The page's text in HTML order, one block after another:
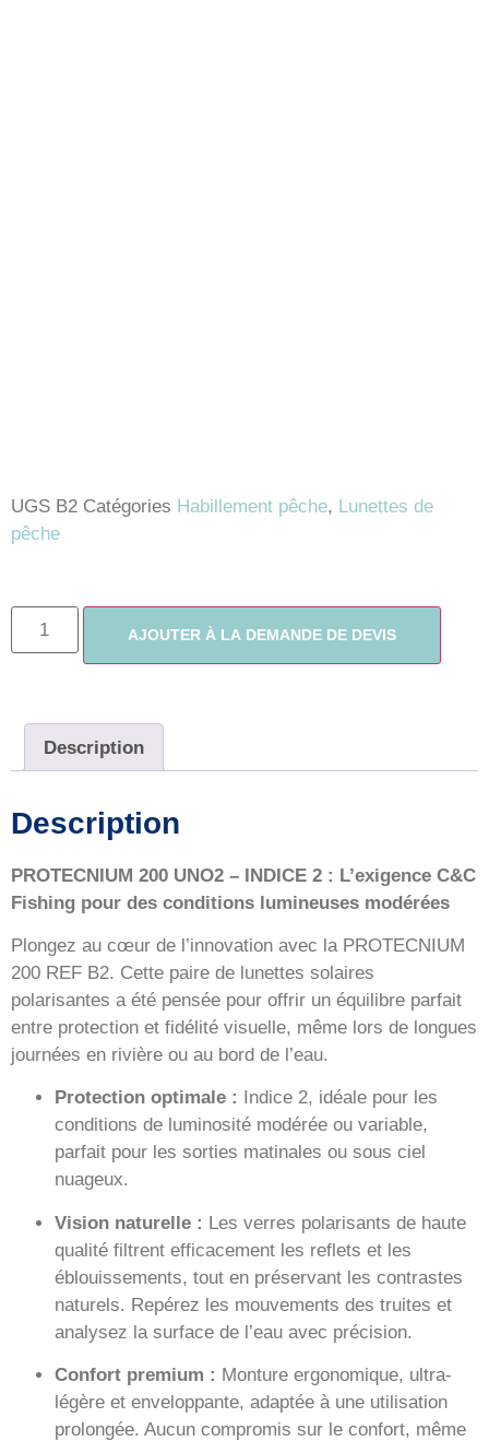
UGS B2 Catégories Habillement pêche, Lunettes de
pêche
AJOUTER À LA DEMANDE DE DEVIS
Description
Description
PROTECNIUM 200 UNO2 – INDICE 2 : L’exigence C&C
Fishing pour des conditions lumineuses modérées
Plongez au cœur de l’innovation avec la PROTECNIUM
200 REF B2. Cette paire de lunettes solaires
polarisantes a été pensée pour offrir un équilibre parfait
entre protection et fidélité visuelle, même lors de longues
journées en rivière ou au bord de l’eau.
Protection optimale :
Indice 2, idéale pour les
conditions de luminosité modérée ou variable,
parfait pour les sorties matinales ou sous ciel
nuageux.
Vision naturelle : Les verres polarisants de haute
qualité filtrent efficacement les reflets et les
éblouissements, tout en préservant les contrastes
naturels. Repérez les mouvements des truites et
analysez la surface de l’eau avec précision.
Confort premium : Monture ergonomique, ultra-
légère et enveloppante, adaptée à une utilisation
prolongée. Aucun compromis sur le confort, même